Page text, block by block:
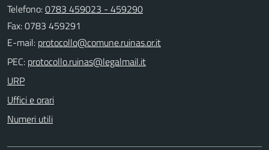
Telefono:0783 459023 - 459290
Fax: 0783 459291
E-mail:
PEC:
URP
Uffici e orari
Numeri utili